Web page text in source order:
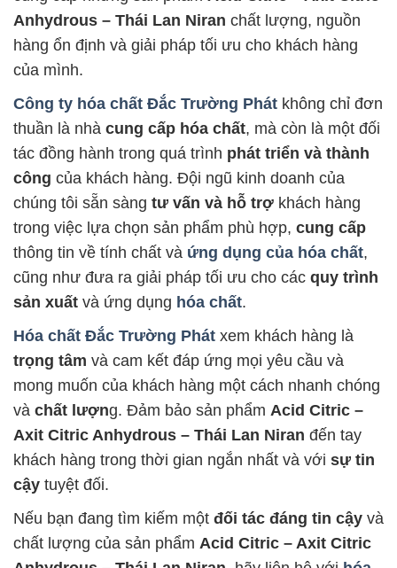
Anhydrous – Thái Lan Niran chất lượng, nguồn
hàng ổn định và giải pháp tối ưu cho khách hàng
của mình.
Công ty hóa chất Đắc Trường Phát không chỉ đơn
thuần là nhà cung cấp hóa chất, mà còn là một đối
tác đồng hành trong quá trình phát triển và thành
công của khách hàng. Đội ngũ kinh doanh của
chúng tôi sẵn sàng tư vấn và hỗ trợ khách hàng
trong việc lựa chọn sản phẩm phù hợp, cung cấp
thông tin về tính chất và ứng dụng của hóa chất,
cũng như đưa ra giải pháp tối ưu cho các quy trình
sản xuất và ứng dụng hóa chất.
Hóa chất Đắc Trường Phát xem khách hàng là
trọng tâm và cam kết đáp ứng mọi yêu cầu và
mong muốn của khách hàng một cách nhanh chóng
và chất lượng. Đảm bảo sản phẩm Acid Citric –
Axit Citric Anhydrous – Thái Lan Niran đến tay
khách hàng trong thời gian ngắn nhất và với sự tin
cậy tuyệt đối.
Nếu bạn đang tìm kiếm một đối tác đáng tin cậy và
chất lượng của sản phẩm Acid Citric – Axit Citric